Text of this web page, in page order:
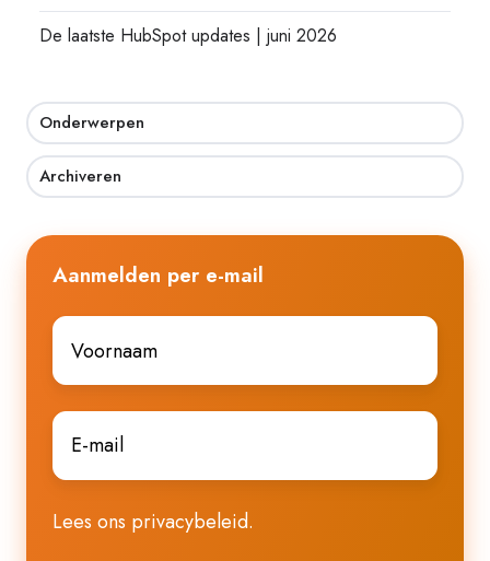
De laatste HubSpot updates | juni 2026
Onderwerpen
Archiveren
Aanmelden per e-mail
Voornaam
E-
mail*
Lees ons privacybeleid.